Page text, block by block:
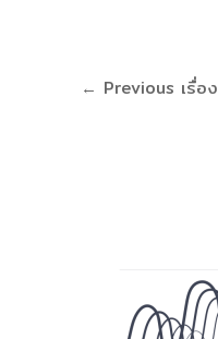
← Previous เรื่อง